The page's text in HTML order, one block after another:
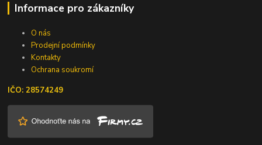
Informace pro zákazníky
O nás
Prodejní podmínky
Kontakty
Ochrana soukromí
IČO: 28574249